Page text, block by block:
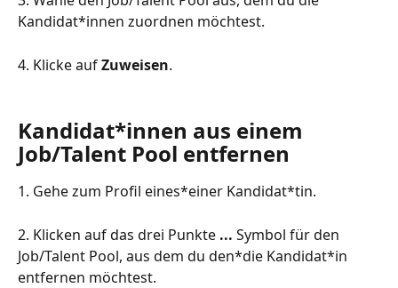
Kandidat*innen zuordnen möchtest.
4. Klicke auf Zuweisen.
Kandidat*innen aus einem
Job/Talent Pool entfernen
1. Gehe zum Profil eines*einer Kandidat*tin.
2. Klicken auf das drei Punkte ... Symbol für den
Job/Talent Pool, aus dem du den*die Kandidat*in
entfernen möchtest.